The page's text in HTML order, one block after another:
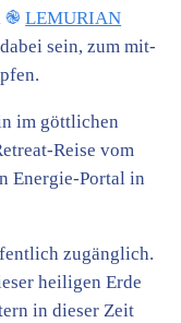
֎LEMURIAN
sein, zum mit-
im göttlichen
Reise vom
Energie-Portal in
zugänglich.
heiligen Erde
in dieser Zeit